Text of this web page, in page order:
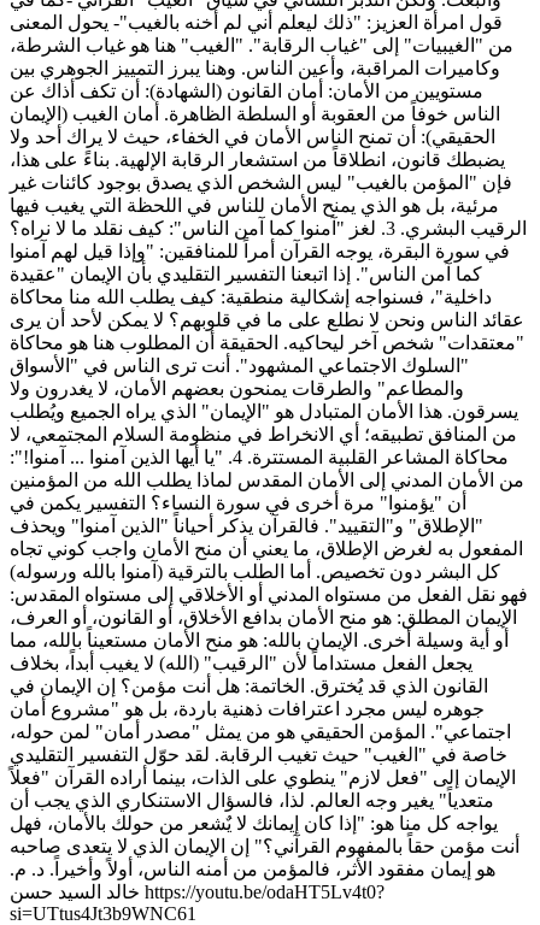
قول امرأة العزيز: "ذلك ليعلم أني لم أخنه بالغيب"- يحول المعنى
من "الغيبيات" إلى "غياب الرقابة". "الغيب" هنا هو غياب الشرطة،
وكاميرات المراقبة، وأعين الناس. وهنا يبرز التمييز الجوهري بين
مستويين من الأمان: أمان القانون (الشهادة): أن تكف أذاك عن
الناس خوفاً من العقوبة أو السلطة الظاهرة. أمان الغيب (الإيمان
الحقيقي): أن تمنح الناس الأمان في الخفاء، حيث لا يراك أحد ولا
يضبطك قانون، انطلاقاً من استشعار الرقابة الإلهية. بناءً على هذا،
فإن "المؤمن بالغيب" ليس الشخص الذي يصدق بوجود كائنات غير
مرئية، بل هو الذي يمنح الأمان للناس في اللحظة التي يغيب فيها
الرقيب البشري. 3. لغز "آمنوا كما آمن الناس": كيف نقلد ما لا نراه؟
في سورة البقرة، يوجه القرآن أمراً للمنافقين: "وإذا قيل لهم آمنوا
كما آمن الناس". إذا اتبعنا التفسير التقليدي بأن الإيمان "عقيدة
داخلية"، فسنواجه إشكالية منطقية: كيف يطلب الله منا محاكاة
عقائد الناس ونحن لا نطلع على ما في قلوبهم؟ لا يمكن لأحد أن يرى
"معتقدات" شخص آخر ليحاكيه. الحقيقة أن المطلوب هنا هو محاكاة
"السلوك الاجتماعي المشهود". أنت ترى الناس في "الأسواق
والمطاعم" والطرقات يمنحون بعضهم الأمان، لا يغدرون ولا
يسرقون. هذا الأمان المتبادل هو "الإيمان" الذي يراه الجميع ويُطلب
من المنافق تطبيقه؛ أي الانخراط في منظومة السلام المجتمعي، لا
محاكاة المشاعر القلبية المستترة. 4. "يا أيها الذين آمنوا ... آمنوا!":
من الأمان المدني إلى الأمان المقدس لماذا يطلب الله من المؤمنين
أن "يؤمنوا" مرة أخرى في سورة النساء؟ التفسير يكمن في
"الإطلاق" و"التقييد". فالقرآن يذكر أحياناً "الذين آمنوا" ويحذف
المفعول به لغرض الإطلاق، ما يعني أن منح الأمان واجب كوني تجاه
كل البشر دون تخصيص. أما الطلب بالترقية (آمنوا بالله ورسوله)
فهو نقل الفعل من مستواه المدني أو الأخلاقي إلى مستواه المقدس:
الإيمان المطلق: هو منح الأمان بدافع الأخلاق، أو القانون، أو العرف،
أو أية وسيلة أخرى. الإيمان بالله: هو منح الأمان مستعيناً بالله، مما
يجعل الفعل مستداماً لأن "الرقيب" (الله) لا يغيب أبداً، بخلاف
القانون الذي قد يُخترق. الخاتمة: هل أنت مؤمن؟ إن الإيمان في
جوهره ليس مجرد اعترافات ذهنية باردة، بل هو "مشروع أمان
اجتماعي". المؤمن الحقيقي هو من يمثل "مصدر أمان" لمن حوله،
خاصة في "الغيب" حيث تغيب الرقابة. لقد حوّل التفسير التقليدي
الإيمان إلى "فعل لازم" ينطوي على الذات، بينما أراده القرآن "فعلاً
متعدياً" يغير وجه العالم. لذا، فالسؤال الاستنكاري الذي يجب أن
يواجه كل منا هو: "إذا كان إيمانك لا يٌشعر من حولك بالأمان، فهل
أنت مؤمن حقاً بالمفهوم القرآني؟" إن الإيمان الذي لا يتعدى صاحبه
هو إيمان مفقود الأثر، فالمؤمن من أمنه الناس، أولاً وأخيراً. د. م.
خالد السيد حسن https://youtu.be/odaHT5Lv4t0?
si=UTtus4Jt3b9WNC61